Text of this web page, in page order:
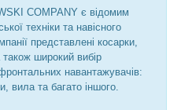
COMPANY є відомим
техніки та навісного
представлені косарки,
також широкий вибір
навантажувачів:
вила та багато іншого.